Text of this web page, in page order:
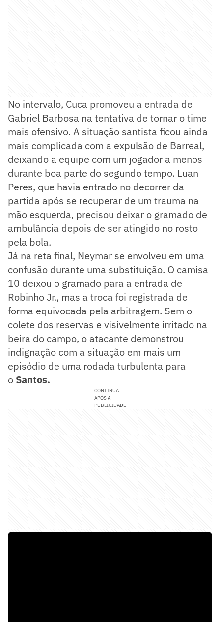
No intervalo, Cuca promoveu a entrada de
Gabriel Barbosa na tentativa de tornar o time
mais ofensivo. A situação santista ficou ainda
mais complicada com a expulsão de Barreal,
deixando a equipe com um jogador a menos
durante boa parte do segundo tempo. Luan
Peres, que havia entrado no decorrer da
partida após se recuperar de um trauma na
mão esquerda, precisou deixar o gramado de
ambulância depois de ser atingido no rosto
pela bola.
Já na reta final, Neymar se envolveu em uma
confusão durante uma substituição. O camisa
10 deixou o gramado para a entrada de
Robinho Jr., mas a troca foi registrada de
forma equivocada pela arbitragem. Sem o
colete dos reservas e visivelmente irritado na
beira do campo, o atacante demonstrou
indignação com a situação em mais um
episódio de uma rodada turbulenta para
o Santos.
CONTINUA
APÓS A
PUBLICIDADE